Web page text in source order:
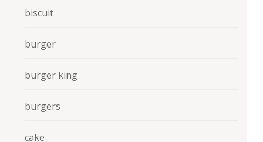
biscuit
burger
burger king
burgers
cake